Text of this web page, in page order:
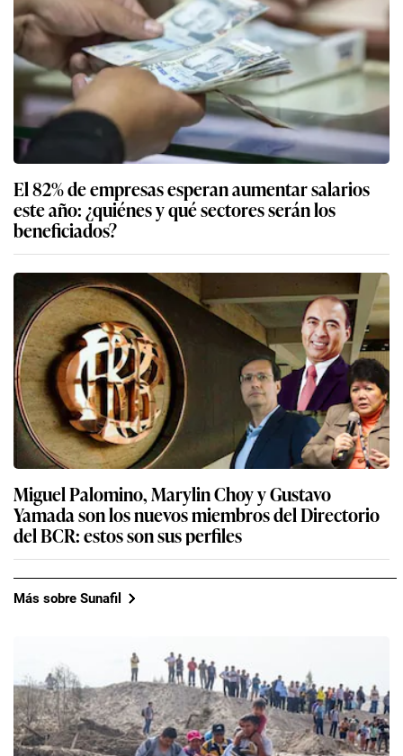
El 82% de empresas esperan aumentar salarios
este año: ¿quiénes y qué sectores serán los
beneficiados?
Miguel Palomino, Marylin Choy y Gustavo
Yamada son los nuevos miembros del Directorio
del BCR: estos son sus perfiles
Más sobre Sunafil